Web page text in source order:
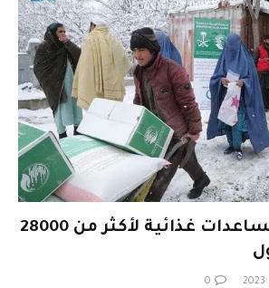
KSRelief يوزع مساعدات غذائية لأكثر من 28000
0